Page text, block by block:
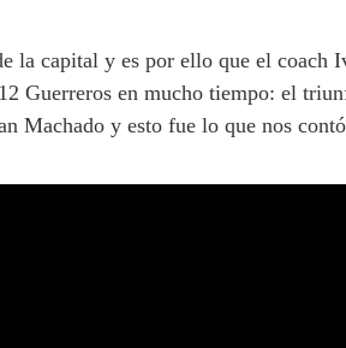
la capital y es por ello que el
Guerreros en mucho tiempo: el
Machado y esto fue lo que nos